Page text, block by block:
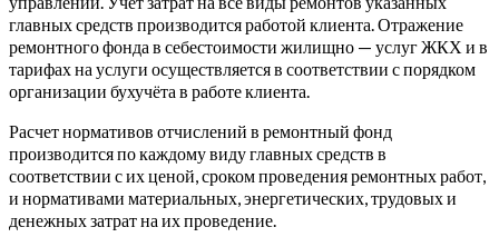
главных средств производится работой клиента. Отражение
ремонтного фонда в себестоимости жилищно — услуг ЖКХ и в
тарифах на услуги осуществляется в соответствии с порядком
организации бухучёта в работе клиента.
Расчет нормативов отчислений в ремонтный фонд
производится по каждому виду главных средств в
соответствии с их ценой, сроком проведения ремонтных работ,
и нормативами материальных, энергетических, трудовых и
денежных затрат на их проведение.